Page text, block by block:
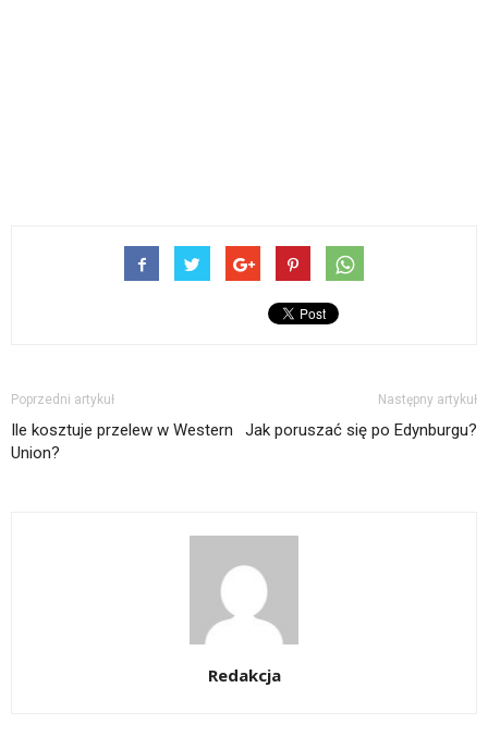
Poprzedni artykuł
Ile kosztuje przelew w Western
Union?
Następny artykuł
Jak poruszać się po Edynburgu?
Redakcja